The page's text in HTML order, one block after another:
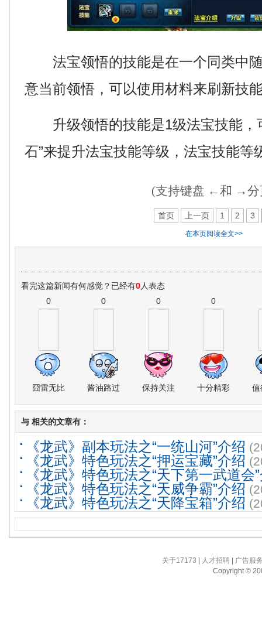
法宝领悟的技能是在一个同类中随
意当前领悟，可以使用材料来刷新技
升级领悟的技能是1级法宝技能，
石”来提升法宝技能等级，法宝技能等
(支持键盘 ←和 →分
首页 上一页 1 2 3
在本页阅读全文>>
看完这篇新闻有何感觉？已经有0人表态
0
囧雷无比
0
酱油路过
0
保持关注
0
十分精彩 值
与 相关的文章有：
《龙武》副本玩法之“一统山河”介绍
《龙武》特色玩法之“押运宝藏”介绍
《龙武》特色玩法之“天下第一武道会
《龙武》特色玩法之“天威争霸”介绍
《龙武》特色玩法之“天降宝箱”介绍
关于17173 人才招聘
广告服
Copyright ©